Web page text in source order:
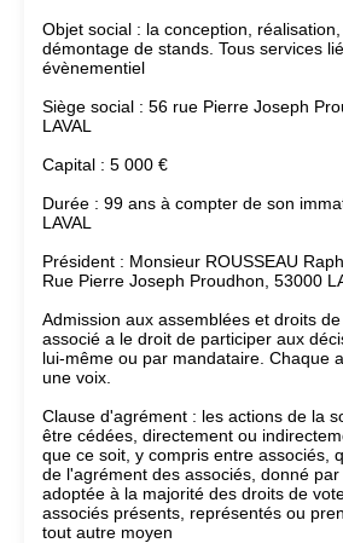
Objet social : la conception,
démontage de stands. Tous services
évènementiel
Siège social : 56 rue Pierre Joseph
LAVAL
Capital : 5 000 €
Durée : 99 ans à compter de son
LAVAL
Président : Monsieur ROUSSEAU
Rue Pierre Joseph Proudhon, 53000
Admission aux assemblées et droits
associé a le droit de participer aux
lui-même ou par mandataire. Chaque
une voix.
Clause d'agrément : les actions de la
être cédées, directement ou
que ce soit, y compris entre associés,
de l'agrément des associés, donné
adoptée à la majorité des droits de
associés présents, représentés ou
tout autre moyen